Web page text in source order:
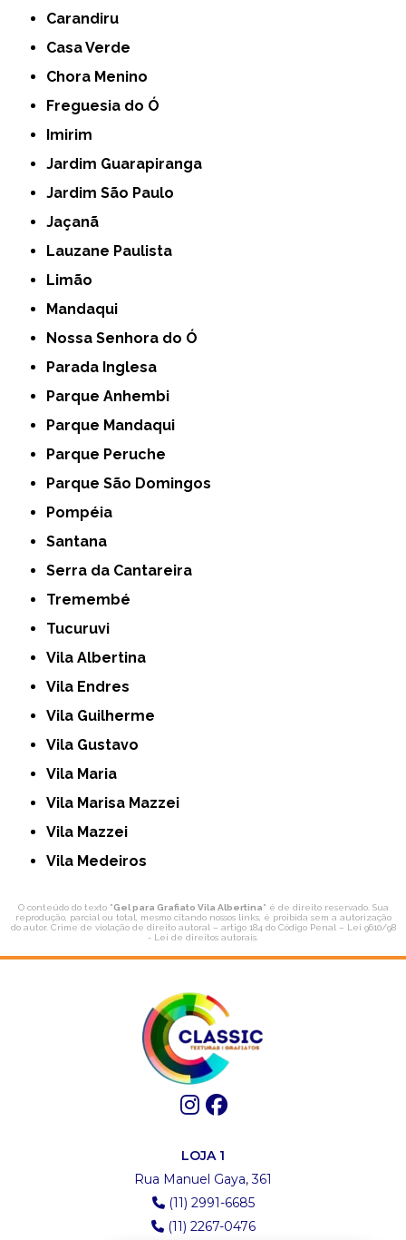
Carandiru
Casa Verde
Chora Menino
Freguesia do Ó
Imirim
Jardim Guarapiranga
Jardim São Paulo
Jaçanã
Lauzane Paulista
Limão
Mandaqui
Nossa Senhora do Ó
Parada Inglesa
Parque Anhembi
Parque Mandaqui
Parque Peruche
Parque São Domingos
Pompéia
Santana
Serra da Cantareira
Tremembé
Tucuruvi
Vila Albertina
Vila Endres
Vila Guilherme
Vila Gustavo
Vila Maria
Vila Marisa Mazzei
Vila Mazzei
Vila Medeiros
O conteúdo do texto "Gel para Grafiato Vila Albertina" é de direito reservado. Sua
reprodução, parcial ou total, mesmo citando nossos links, é proibida sem a autorização
do autor. Crime de violação de direito autoral – artigo 184 do Código Penal – Lei 9610/98
- Lei de direitos autorais
LOJA 1
Rua Manuel Gaya, 361
(11) 2991-6685
(11) 2267-0476